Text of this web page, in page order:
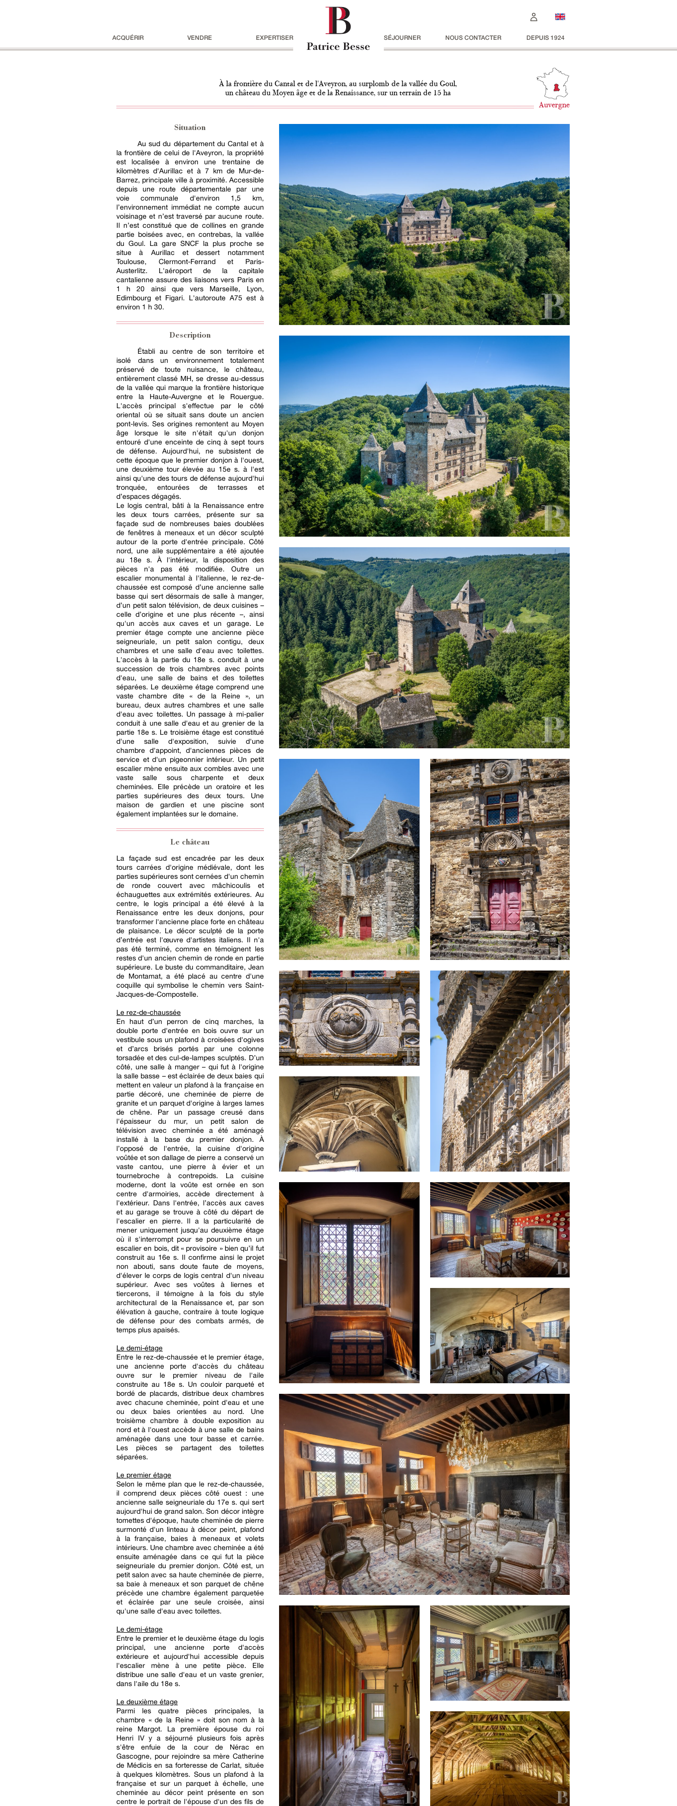
ACQUÉRIR VENDRE EXPERTISER SÉJOURNER NOUS CONTACTER DEPUIS 1924
À la frontière du Cantal et de l'Aveyron, au surplomb de la vallée du Goul,
un château du Moyen âge et de la Renaissance, sur un terrain de 15 ha
Auvergne
Situation
Au sud du département du Cantal et à
la frontière de celui de l'Aveyron, la propriété
est localisée à environ une trentaine de
kilomètres d'Aurillac et à 7 km de Mur-de-
Barrez, principale ville à proximité. Accessible
depuis une route départementale par une
voie communale d'environ 1,5 km,
l’environnement immédiat ne compte aucun
voisinage et n’est traversé par aucune route.
Il n’est constitué que de collines en grande
partie boisées avec, en contrebas, la vallée
du Goul. La gare SNCF la plus proche se
situe à Aurillac et dessert notamment
Toulouse, Clermont-Ferrand et Paris-
Austerlitz. L'aéroport de la capitale
cantalienne assure des liaisons vers Paris en
1 h 20 ainsi que vers Marseille, Lyon,
Edimbourg et Figari. L'autoroute A75 est à
environ 1 h 30.
Description
Établi au centre de son territoire et
isolé dans un environnement totalement
préservé de toute nuisance, le château,
entièrement classé MH, se dresse au-dessus
de la vallée qui marque la frontière historique
entre la Haute-Auvergne et le Rouergue.
L'accès principal s'effectue par le côté
oriental où se situait sans doute un ancien
pont-levis. Ses origines remontent au Moyen
âge lorsque le site n'était qu'un donjon
entouré d'une enceinte de cinq à sept tours
de défense. Aujourd'hui, ne subsistent de
cette époque que le premier donjon à l'ouest,
une deuxième tour élevée au 15e s. à l'est
ainsi qu'une des tours de défense aujourd'hui
tronquée, entourées de terrasses et
d’espaces dégagés.
Le logis central, bâti à la Renaissance entre
les deux tours carrées, présente sur sa
façade sud de nombreuses baies doublées
de fenêtres à meneaux et un décor sculpté
autour de la porte d'entrée principale. Côté
nord, une aile supplémentaire a été ajoutée
au 18e s. À l'intérieur, la disposition des
pièces n'a pas été modifiée. Outre un
escalier monumental à l'italienne, le rez-de-
chaussée est composé d’une ancienne salle
basse qui sert désormais de salle à manger,
d’un petit salon télévision, de deux cuisines –
celle d’origine et une plus récente –, ainsi
qu'un accès aux caves et un garage. Le
premier étage compte une ancienne pièce
seigneuriale, un petit salon contigu, deux
chambres et une salle d'eau avec toilettes.
L'accès à la partie du 18e s. conduit à une
succession de trois chambres avec points
d'eau, une salle de bains et des toilettes
séparées. Le deuxième étage comprend une
vaste chambre dite « de la Reine », un
bureau, deux autres chambres et une salle
d'eau avec toilettes. Un passage à mi-palier
conduit à une salle d'eau et au grenier de la
partie 18e s. Le troisième étage est constitué
d'une salle d'exposition, suivie d'une
chambre d'appoint, d'anciennes pièces de
service et d'un pigeonnier intérieur. Un petit
escalier mène ensuite aux combles avec une
vaste salle sous charpente et deux
cheminées. Elle précède un oratoire et les
parties supérieures des deux tours. Une
maison de gardien et une piscine sont
également implantées sur le domaine.
Le château
La façade sud est encadrée par les deux
tours carrées d'origine médiévale, dont les
parties supérieures sont cernées d'un chemin
de ronde couvert avec mâchicoulis et
échauguettes aux extrémités extérieures. Au
centre, le logis principal a été élevé à la
Renaissance entre les deux donjons, pour
transformer l'ancienne place forte en château
de plaisance. Le décor sculpté de la porte
d’entrée est l'œuvre d'artistes italiens. Il n'a
pas été terminé, comme en témoignent les
restes d'un ancien chemin de ronde en partie
supérieure. Le buste du commanditaire, Jean
de Montamat, a été placé au centre d'une
coquille qui symbolise le chemin vers Saint-
Jacques-de-Compostelle.
Le rez-de-chaussée
En haut d’un perron de cinq marches, la
double porte d'entrée en bois ouvre sur un
vestibule sous un plafond à croisées d'ogives
et d’arcs brisés portés par une colonne
torsadée et des cul-de-lampes sculptés. D’un
côté, une salle à manger – qui fut à l'origine
la salle basse – est éclairée de deux baies qui
mettent en valeur un plafond à la française en
partie décoré, une cheminée de pierre de
granite et un parquet d'origine à larges lames
de chêne. Par un passage creusé dans
l'épaisseur du mur, un petit salon de
télévision avec cheminée a été aménagé
installé à la base du premier donjon. À
l’opposé de l'entrée, la cuisine d'origine
voûtée et son dallage de pierre a conservé un
vaste cantou, une pierre à évier et un
tournebroche à contrepoids. La cuisine
moderne, dont la voûte est ornée en son
centre d'armoiries, accède directement à
l'extérieur. Dans l'entrée, l’accès aux caves
et au garage se trouve à côté du départ de
l'escalier en pierre. Il a la particularité de
mener uniquement jusqu'au deuxième étage
où il s'interrompt pour se poursuivre en un
escalier en bois, dit « provisoire » bien qu’il fut
construit au 16e s. Il confirme ainsi le projet
non abouti, sans doute faute de moyens,
d'élever le corps de logis central d'un niveau
supérieur. Avec ses voûtes à liernes et
tiercerons, il témoigne à la fois du style
architectural de la Renaissance et, par son
élévation à gauche, contraire à toute logique
de défense pour des combats armés, de
temps plus apaisés.
Le demi-étage
Entre le rez-de-chaussée et le premier étage,
une ancienne porte d'accès du château
ouvre sur le premier niveau de l'aile
construite au 18e s. Un couloir parqueté et
bordé de placards, distribue deux chambres
avec chacune cheminée, point d'eau et une
ou deux baies orientées au nord. Une
troisième chambre à double exposition au
nord et à l'ouest accède à une salle de bains
aménagée dans une tour basse et carrée.
Les pièces se partagent des toilettes
séparées.
Le premier étage
Selon le même plan que le rez-de-chaussée,
il comprend deux pièces côté ouest : une
ancienne salle seigneuriale du 17e s. qui sert
aujourd'hui de grand salon. Son décor intègre
tomettes d'époque, haute cheminée de pierre
surmonté d'un linteau à décor peint, plafond
à la française, baies à meneaux et volets
intérieurs. Une chambre avec cheminée a été
ensuite aménagée dans ce qui fut la pièce
seigneuriale du premier donjon. Côté est, un
petit salon avec sa haute cheminée de pierre,
sa baie à meneaux et son parquet de chêne
précède une chambre également parquetée
et éclairée par une seule croisée, ainsi
qu'une salle d'eau avec toilettes.
Le demi-étage
Entre le premier et le deuxième étage du logis
principal, une ancienne porte d'accès
extérieure et aujourd'hui accessible depuis
l'escalier mène à une petite pièce. Elle
distribue une salle d'eau et un vaste grenier,
dans l'aile du 18e s.
Le deuxième étage
Parmi les quatre pièces principales, la
chambre « de la Reine » doit son nom à la
reine Margot. La première épouse du roi
Henri IV y a séjourné plusieurs fois après
s'être enfuie de la cour de Nérac en
Gascogne, pour rejoindre sa mère Catherine
de Médicis en sa forteresse de Carlat, située
à quelques kilomètres. Sous un plafond à la
française et sur un parquet à échelle, une
cheminée au décor peint présente en son
centre le portrait de l'épouse d'un des fils de